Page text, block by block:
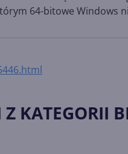
64-bitowe Windows
KATEGORII